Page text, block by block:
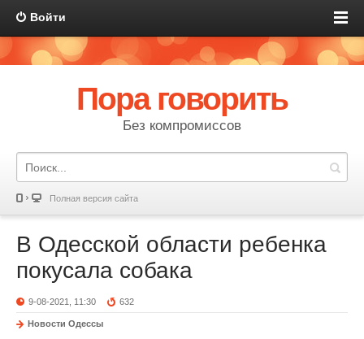
Войти
Пора говорить
Без компромиссов
Полная версия сайта
В Одесской области ребенка
покусала собака
9-08-2021, 11:30 632
Новости Одессы